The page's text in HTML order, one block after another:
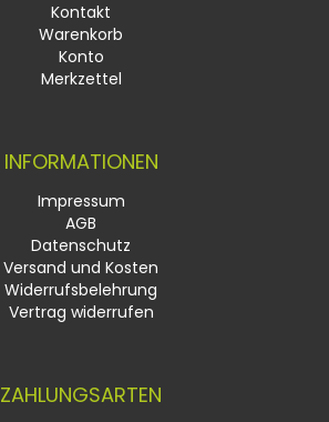
Kontakt
Warenkorb
Konto
Merkzettel
INFORMATIONEN
Impressum
AGB
Datenschutz
Versand und Kosten
Widerrufsbelehrung
Vertrag widerrufen
ZAHLUNGSARTEN